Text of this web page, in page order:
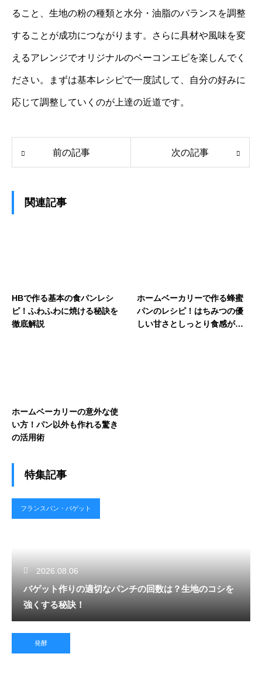
ること、生地の粉の種類と水分・油脂のバランスを調整
することが成功につながります。さらに具材や風味を変
えるアレンジでオリジナルのベーコンエピを楽しんでく
ださい。まずは基本レシピで一度試して、自分の好みに
応じて調整していくのが上達の近道です。
前の記事 次の記事
関連記事
HBで作る基本の食パンレシ
ピ！ふわふわに焼ける秘訣を
徹底解説
ホームベーカリーで作る蜂蜜
パンのレシピ！はちみつの優
しい甘さとしっとり食感がや
ホームベーカリーの意外な使
い方！パン以外も作れる驚き
の活用術
特集記事
フランスパン・バゲット
2026.08.06
バゲット作りの適切なパンチの回数は？生地のコシを
強くする秘訣！
発酵